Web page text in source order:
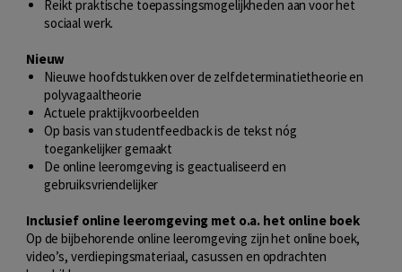
Reikt praktische toepassingsmogelijkheden aan voor het
sociaal werk.
Nieuw
Nieuwe hoofdstukken over de zelfdeterminatietheorie en
polyvagaaltheorie
Actuele praktijkvoorbeelden
Op basis van studentfeedback is de tekst nóg
toegankelijker gemaakt
De online leeromgeving is geactualiseerd en
gebruiksvriendelijker
Inclusief online leeromgeving met o.a. het online boek
Op de bijbehorende online leeromgeving zijn het online boek,
video’s, verdiepingsmateriaal, casussen en opdrachten